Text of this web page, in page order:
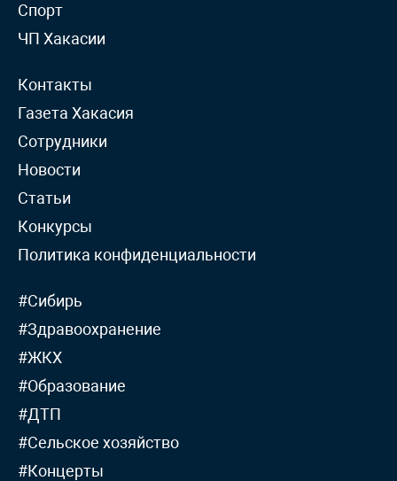
Спорт
ЧП Хакасии
Контакты
Газета Хакасия
Сотрудники
Новости
Статьи
Конкурсы
Политика конфиденциальности
#Сибирь
#Здравоохранение
#ЖКХ
#Образование
#ДТП
#Сельское хозяйство
#Концерты